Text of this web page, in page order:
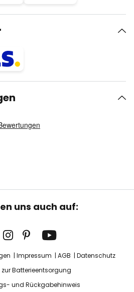
uns auch auf:
Impressum AGB
Datenschutz
zur Batterieentsorgung
und Rückgabehinweis